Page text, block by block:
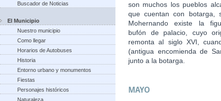
Buscador de Noticias
El Municipio
Nuestro municipio
Como llegar
Horarios de Autobuses
Historia
Entorno urbano y monumentos
Fiestas
Personajes históricos
Naturaleza
son muchos los pueblos
que cuentan con botarga,
Mohernando existe la
bufón de palacio, cuyo
remonta al siglo XVI,
(antigua encomienda de
junto a la botarga.
MAYO